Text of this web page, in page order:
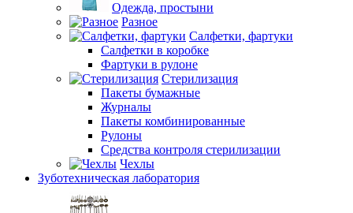
Одежда, простыни
Разное
Салфетки, фартуки
Салфетки в коробке
Фартуки в рулоне
Стерилизация
Пакеты бумажные
Журналы
Пакеты комбинированные
Рулоны
Средства контроля стерилизации
Чехлы
Зуботехническая лаборатория